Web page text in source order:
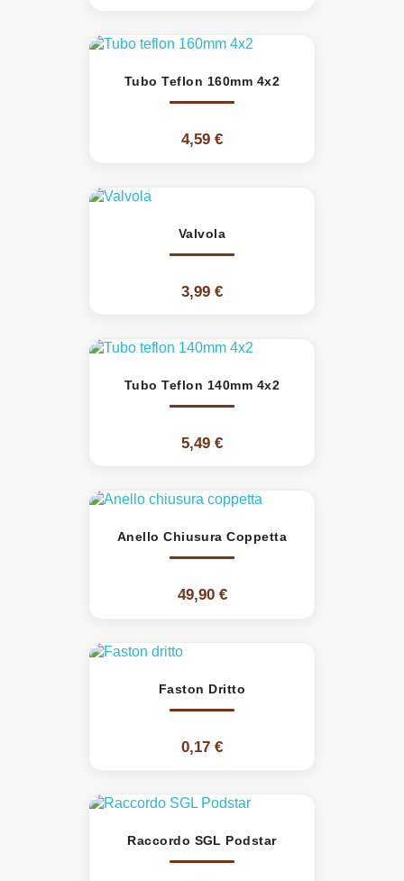
Tubo Teflon 160mm 4x2
4,59 €
Valvola
3,99 €
Tubo Teflon 140mm 4x2
5,49 €
Anello Chiusura Coppetta
49,90 €
Faston Dritto
0,17 €
Raccordo SGL Podstar